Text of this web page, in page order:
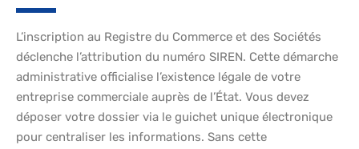
L’inscription au Registre du Commerce et des Sociétés
déclenche l’attribution du numéro SIREN. Cette démarche
administrative officialise l’existence légale de votre
entreprise commerciale auprès de l’État. Vous devez
déposer votre dossier via le guichet unique électronique
pour centraliser les informations. Sans cette